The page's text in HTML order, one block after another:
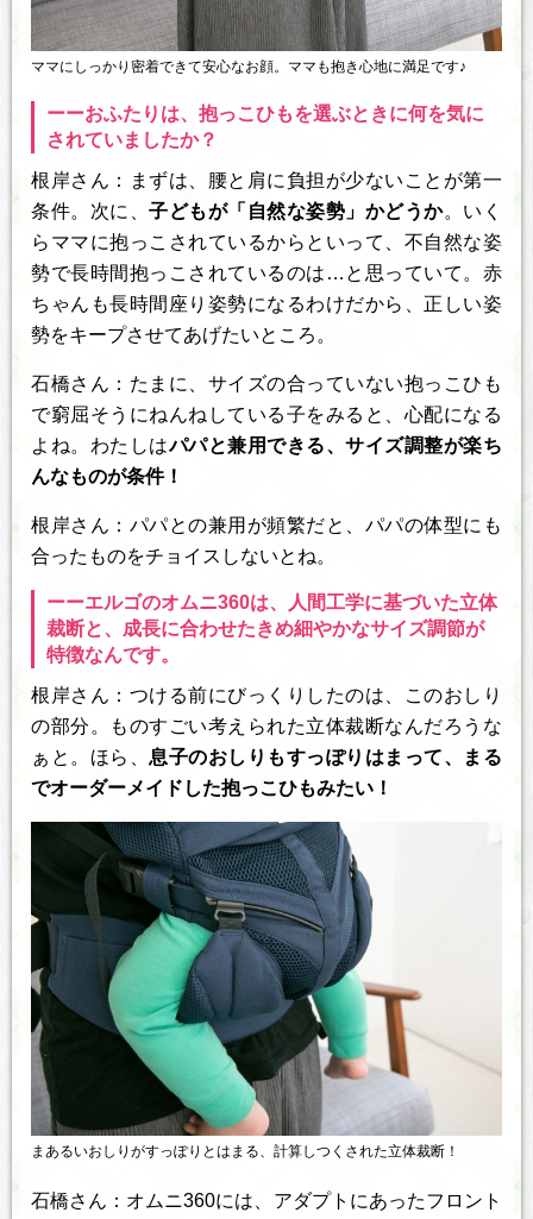
ママにしっかり密着できて安心なお顔。ママも抱き心地に満足です♪
ーーおふたりは、抱っこひもを選ぶときに何を気に
されていましたか？
根岸さん：まずは、腰と肩に負担が少ないことが第一
条件。次に、子どもが「自然な姿勢」かどうか。いく
らママに抱っこされているからといって、不自然な姿
勢で長時間抱っこされているのは…と思っていて。赤
ちゃんも長時間座り姿勢になるわけだから、正しい姿
勢をキープさせてあげたいところ。
石橋さん：たまに、サイズの合っていない抱っこひも
で窮屈そうにねんねしている子をみると、心配になる
よね。わたしはパパと兼用できる、サイズ調整が楽ち
んなものが条件！
根岸さん：パパとの兼用が頻繁だと、パパの体型にも
合ったものをチョイスしないとね。
ーーエルゴのオムニ360は、人間工学に基づいた立体
裁断と、成長に合わせたきめ細やかなサイズ調節が
特徴なんです。
根岸さん：つける前にびっくりしたのは、このおしり
の部分。ものすごい考えられた立体裁断なんだろうな
ぁと。ほら、 息子のおしりもすっぽりはまって、まる
でオーダーメイドした抱っこひもみたい！
まあるいおしりがすっぽりとはまる、計算しつくされた立体裁断！
石橋さん：オムニ360には、アダプトにあったフロント